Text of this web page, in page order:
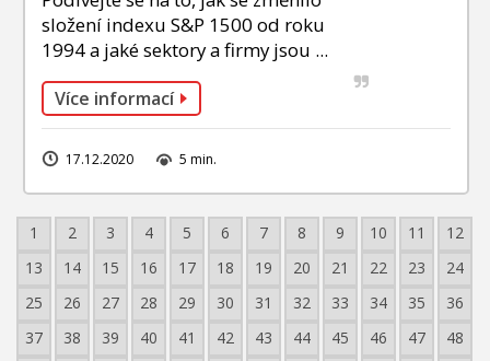
složení indexu S&P 1500 od roku
1994 a jaké sektory a firmy jsou ...
Více informací
17.12.2020 5 min.
1 2 3 4 5 6 7 8 9 10 11
12
13
14 15 16 17 18 19 20 21 22 23
24
25
26 27 28 29 30 31 32 33 34 35
36
37
38 39 40 41 42 43 44 45 46 47
48